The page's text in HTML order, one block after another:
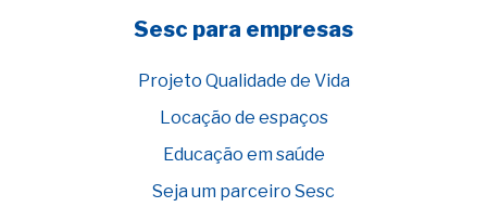
Sesc para empresas
Projeto Qualidade de Vida
Locação de espaços
Educação em saúde
Seja um parceiro Sesc